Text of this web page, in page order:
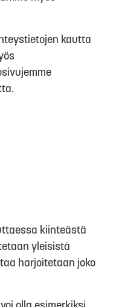
kautta
kiinteästä
yleisistä
harjoitetaan joko